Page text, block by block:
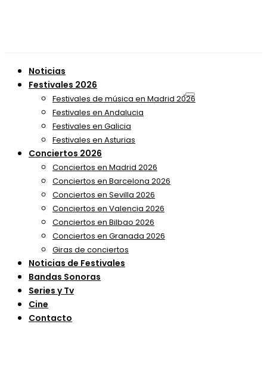
Noticias
Festivales 2026
Festivales de música en Madrid 2026
Festivales en Andalucia
Festivales en Galicia
Festivales en Asturias
Conciertos 2026
Conciertos en Madrid 2026
Conciertos en Barcelona 2026
Conciertos en Sevilla 2026
Conciertos en Valencia 2026
Conciertos en Bilbao 2026
Conciertos en Granada 2026
Giras de conciertos
Noticias de Festivales
Bandas Sonoras
Series y Tv
Cine
Contacto